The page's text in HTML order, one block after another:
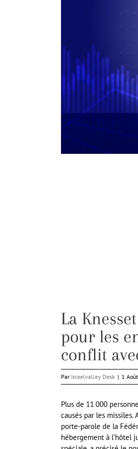
La
pour les
conflit
Par Israelvalley Desk | 1
Plus de 11 000
causés par les
porte-parole de la
hébergement à l’hôtel